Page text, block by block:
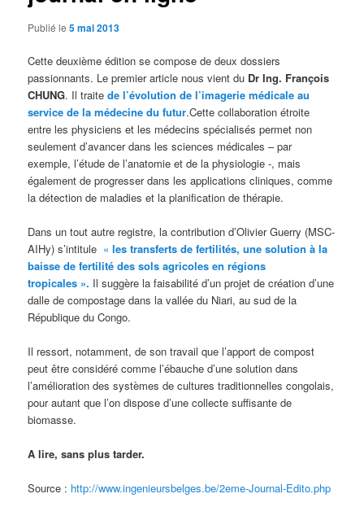
Publié le5 mai 2013
Cette deuxième édition se compose de deux dossiers
passionnants. Le premier article nous vient du Dr Ing. François
CHUNG. Il traitede l’évolution de l’imagerie médicale au
service de la médecine du futur.Cette collaboration étroite
entre les physiciens et les médecins spécialisés permet non
seulement d’avancer dans les sciences médicales – par
exemple, l’étude de l’anatomie et de la physiologie -, mais
également de progresser dans les applications cliniques, comme
la détection de maladies et la planification de thérapie.
Dans un tout autre registre, la contribution d’Olivier Guerry (MSC-
AIHy) s’intitule «les transferts de fertilités, une solution à la
baisse de fertilité des sols agricoles en régions
tropicales ». Il suggère la faisabilité d’un projet de création d’une
dalle de compostage dans la vallée du Niari, au sud de la
République du Congo.
Il ressort, notamment, de son travail que l’apport de compost
peut être considéré comme l’ébauche d’une solution dans
l’amélioration des systèmes de cultures traditionnelles congolais,
pour autant que l’on dispose d’une collecte suffisante de
biomasse.
A lire, sans plus tarder.
Source : http://www.ingenieursbelges.be/2eme-Journal-Edito.php